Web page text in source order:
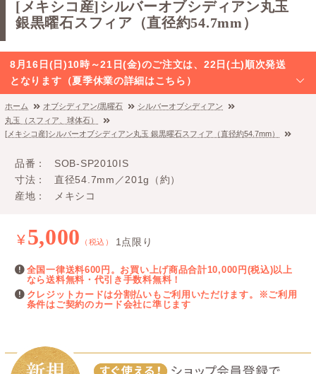
[メキシコ産]シルバーオブシディアン丸玉
銀黒曜石スフィア（直径約54.7mm）
8月16日(日)10時～21日(金)のご注文は、22日(土)順次発送
となります（夏季休業の詳細はこちら）
ホーム オブシディアン/黒曜石
シルバーオブシディアン
丸玉（スフィア、球体石）
[メキシコ産]シルバーオブシディアン丸玉 銀黒曜石スフィア（直径約54.7mm）
品番
SOB-SP2010IS
寸法
直径54.7mm／201g（約）
産地
メキシコ
¥5,000 （税込） 1点限り
全国一律送料600円。お買い上げ商品合計10,000円(税込)以上
なら送料無料・代引き手数料無料！
クレジットカードは分割払いもご利用いただけます。※ご利用
条件はご契約のカード会社に準じます